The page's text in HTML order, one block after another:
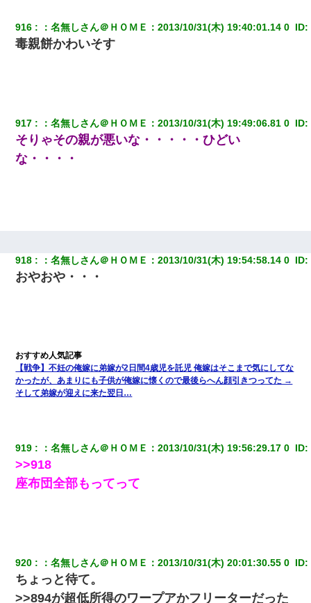
916 ：名無しさん＠ＨＯＭＥ ：2013/10/31(木) 19:40:01.14 0 ID:
毒親餅かわいそす
917 ：名無しさん＠ＨＯＭＥ ：2013/10/31(木) 19:49:06.81 0 ID:
そりゃその親が悪いな・・・・・ひどい
な・・・・
918 ：名無しさん＠ＨＯＭＥ ：2013/10/31(木) 19:54:58.14 0 ID:
おやおや・・・
【戦争】不妊の俺嫁に弟嫁が2日間4歳児を託児 俺嫁はそこまで気にしてな
かったが、あまりにも子供が俺嫁に懐くので最後らへん顔引きつってた →
そして弟嫁が迎えに来た翌日…
919 ：名無しさん＠ＨＯＭＥ ：2013/10/31(木) 19:56:29.17 0 ID:
>>918
座布団全部もってって
920 ：名無しさん＠ＨＯＭＥ ：2013/10/31(木) 20:01:30.55 0 ID:
ちょっと待て。
>>894が超低所得のワープアかフリーターだった